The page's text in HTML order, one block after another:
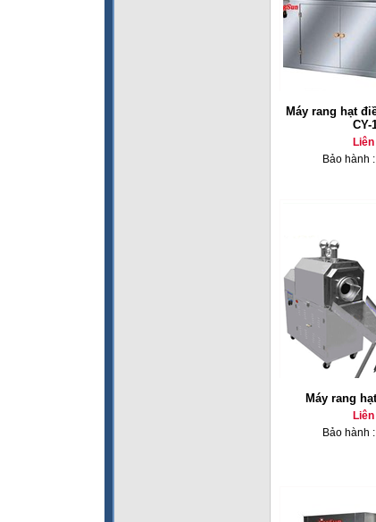
Máy rang hạt
CY-
Bảo hành
Máy rang
Bảo hành